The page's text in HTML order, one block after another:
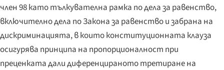
член 98 като тълкувателна рамка по дела за равенство,
включително дела по Закона за равенство и забрана на
дискриминацията, в които конституционната клауза
осигурява принципа на пропорционалност при
преценката дали диференцираното третиране на